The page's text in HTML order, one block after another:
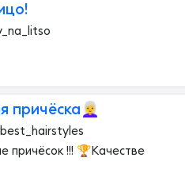
причёсок !!! 🏆Качестве